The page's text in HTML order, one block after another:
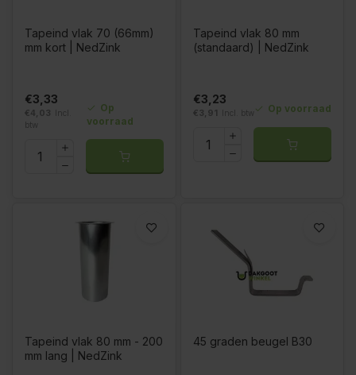
Tapeind vlak 70 (66mm)
mm kort | NedZink
€3,33
€4,03
Incl.
btw
Op
voorraad
Tapeind vlak 80 mm
(standaard) | NedZink
€3,23
€3,91 Incl. btw Op voorraad
Tapeind vlak 80 mm - 200
mm lang | NedZink
45 graden beugel B30